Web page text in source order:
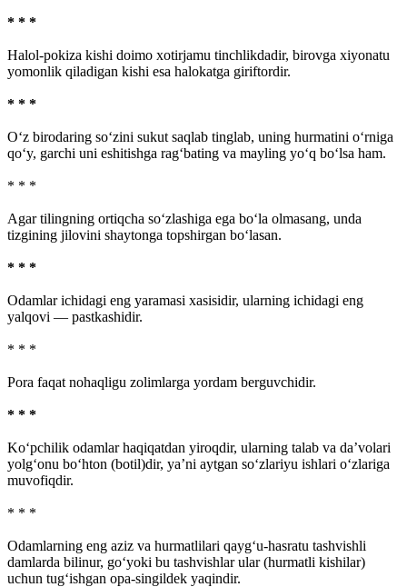
* * *
Halol-pokiza kishi doimo xotirjamu tinchlikdadir, birovga xiyonatu
yomonlik qiladigan kishi esa halokatga giriftordir.
* * *
O‘z birodaring so‘zini sukut saqlab tinglab, uning hurmatini o‘rniga
qo‘y, garchi uni eshitishga rag‘bating va mayling yo‘q bo‘lsa ham.
* * *
Agar tilingning ortiqcha so‘zlashiga ega bo‘la olmasang, unda
tizgining jilovini shaytonga topshirgan bo‘lasan.
* * *
Odamlar ichidagi eng yaramasi xasisidir, ularning ichidagi eng
yalqovi — pastkashidir.
* * *
Pora faqat nohaqligu zolimlarga yordam berguvchidir.
* * *
Ko‘pchilik odamlar haqiqatdan yiroqdir, ularning talab va da’volari
yolg‘onu bo‘hton (botil)dir, ya’ni aytgan so‘zlariyu ishlari o‘zlariga
muvofiqdir.
* * *
Odamlarning eng aziz va hurmatlilari qayg‘u-hasratu tashvishli
damlarda bilinur, go‘yoki bu tashvishlar ular (hurmatli kishilar)
uchun tug‘ishgan opa-singildek yaqindir.